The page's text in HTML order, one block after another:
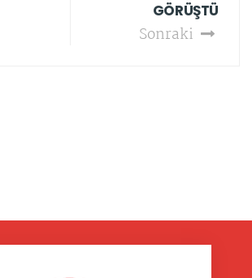
GÖRÜŞTÜ
Sonraki